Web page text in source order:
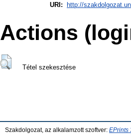
URI:
http://
Actions
Tétel szekesztése
Szakdolgozat, az alkalamzott szoftver: EPrints